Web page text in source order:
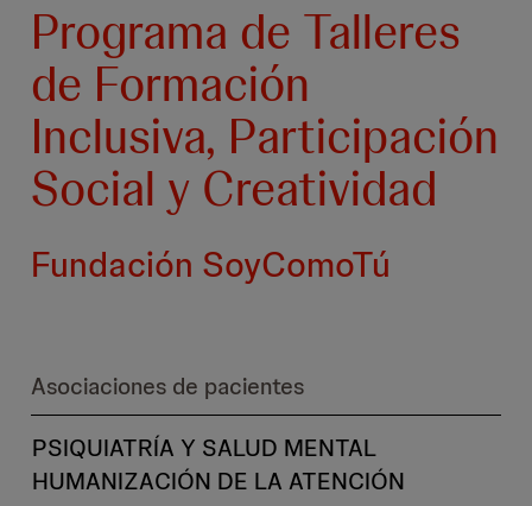
Programa de Talleres
de Formación
Inclusiva, Participación
Social y Creatividad
Fundación SoyComoTú
Asociaciones de pacientes
PSIQUIATRÍA Y SALUD MENTAL
HUMANIZACIÓN DE LA ATENCIÓN